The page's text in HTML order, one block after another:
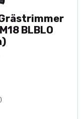
Grästrimmer
BLBLO